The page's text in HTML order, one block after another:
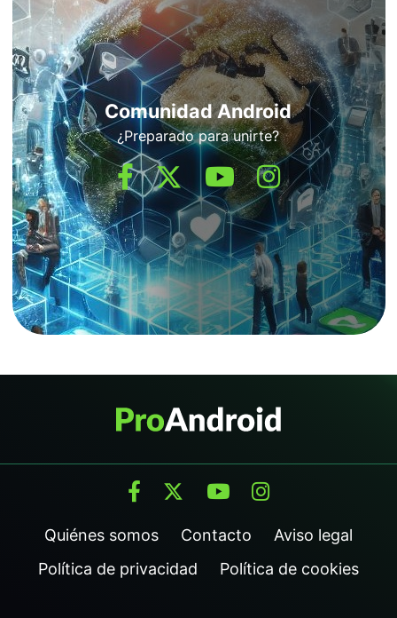
Comunidad Android
¿Preparado para unirte?
Quiénes somos Contacto
Aviso legal
Política de privacidad
Política de cookies